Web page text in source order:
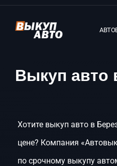
Выкуп авто
Хотите выкуп авто в
цене? Компания
по срочному выкупу